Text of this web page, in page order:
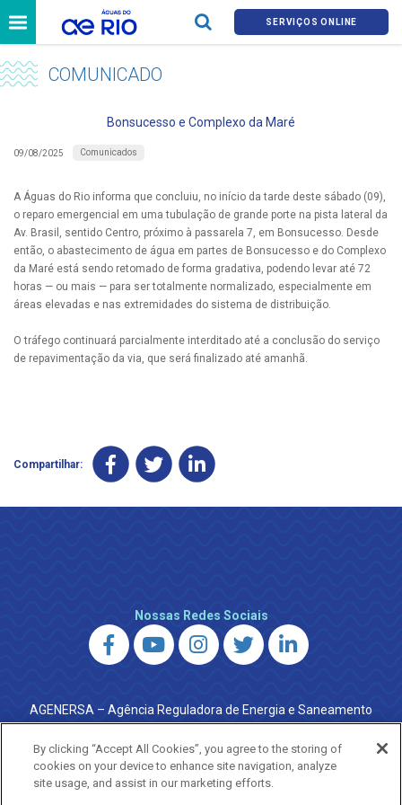
SERVIÇOS ONLINE
COMUNICADO
Bonsucesso e Complexo da Maré
09/08/2025 Comunicados
A Águas do Rio informa que concluiu, no início da tarde deste sábado (09),
o reparo emergencial em uma tubulação de grande porte na pista lateral da
Av. Brasil, sentido Centro, próximo à passarela 7, em Bonsucesso. Desde
então, o abastecimento de água em partes de Bonsucesso e do Complexo
da Maré está sendo retomado de forma gradativa, podendo levar até 72
horas — ou mais — para ser totalmente normalizado, especialmente em
áreas elevadas e nas extremidades do sistema de distribuição.
O tráfego continuará parcialmente interditado até a conclusão do serviço
de repavimentação da via, que será finalizado até amanhã.
Compartilhar:
Nossas Redes Sociais
AGENERSA – Agência Reguladora de Energia e Saneamento
do Estado do Rio de Janeiro
0800 024 9040 · (21) 2332-6457 (WhatsApp) ·
ouvidoria@agenersa.rj.gov.br/ouvidoria.agenersa@gmail.com
·http://www.agenersa.rj.gov.br
By clicking “Accept All Cookies”, you agree to the storing of
cookies on your device to enhance site navigation, analyze
site usage, and assist in our marketing efforts.